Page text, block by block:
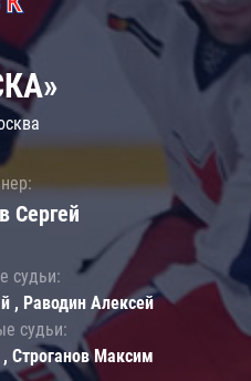
Сергей
судьи:
, Раводин Алексей
судьи:
Строганов Максим